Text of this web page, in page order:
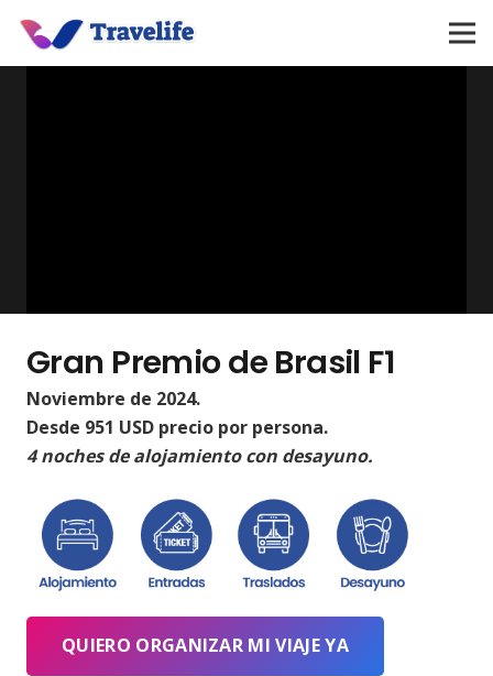
Gran Premio de Brasil F1
Noviembre de 2024.
Desde 951 USD precio por persona.
4 noches de alojamiento con desayuno.
QUIERO ORGANIZAR MI VIAJE YA